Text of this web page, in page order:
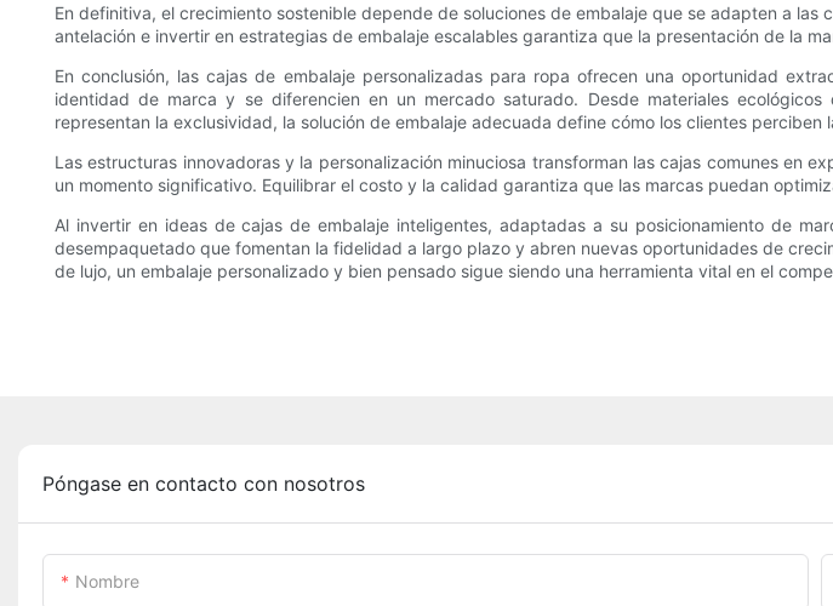
En definitiva, el crecimiento sostenible depende de soluciones de embalaje que se adapten a
antelación e invertir en estrategias de embalaje escalables garantiza que la presentación de la
En conclusión, las cajas de embalaje personalizadas para ropa ofrecen una oportunidad
identidad de marca y se diferencien en un mercado saturado. Desde materiales
representan la exclusividad, la solución de embalaje adecuada define cómo los clientes perciben
Las estructuras innovadoras y la personalización minuciosa transforman las cajas comunes en
un momento significativo. Equilibrar el costo y la calidad garantiza que las marcas puedan
Al invertir en ideas de cajas de embalaje inteligentes, adaptadas a su posicionamiento de
desempaquetado que fomentan la fidelidad a largo plazo y abren nuevas oportunidades de
de lujo, un embalaje personalizado y bien pensado sigue siendo una herramienta vital en el
Póngase en contacto con nosotros
Nombre